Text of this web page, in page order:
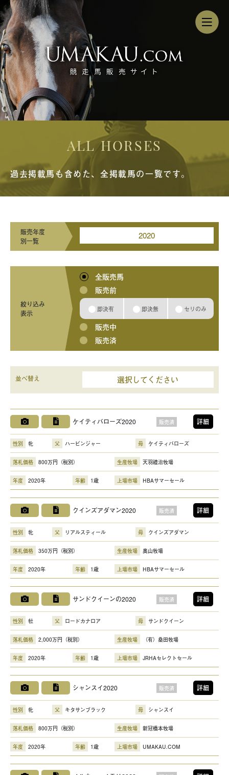
ALL HORSES
過去掲載馬も含めた、全掲載馬の一覧です。
販売年度
別一覧
2020
絞り込み
表示
全販売馬
販売前
即決有 即決無 セリのみ
販売中
販売済
並べ替え 選択してください
ケイティバローズ2020 販売済 詳細
性別 牝 父 ハービンジャー 母 ケイティバローズ
落札価格 800万円（税別） 生産牧場 天羽禮治牧場
年度 2020年 年齢 1歳 上場市場 HBAサマーセール
クインズアダマン2020 販売済 詳細
性別 牝 父 リアルスティール 母 クインズアダマン
落札価格 350万円（税別） 生産牧場 奥山牧場
年度 2020年 年齢 1歳 上場市場 HBAサマーセール
サンドクイーンの2020 販売済 詳細
性別 牡 父 ロードカナロア 母 サンドクイーン
落札価格 2,000万円（税別） 生産牧場 （有）桑田牧場
年度 2020年 年齢 1歳 上場市場 JRHAセレクトセール
シャンスイ2020 販売済 詳細
性別 牝 父 キタサンブラック 母 シャンスイ
落札価格 800万円（税別） 生産牧場 新冠橋本牧場
年度 2020年 年齢 1歳 上場市場 UMAKAU.COM